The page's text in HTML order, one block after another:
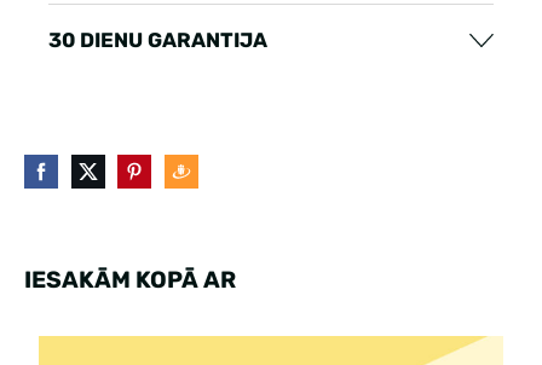
30 DIENU GARANTIJA
IESAKĀM KOPĀ AR